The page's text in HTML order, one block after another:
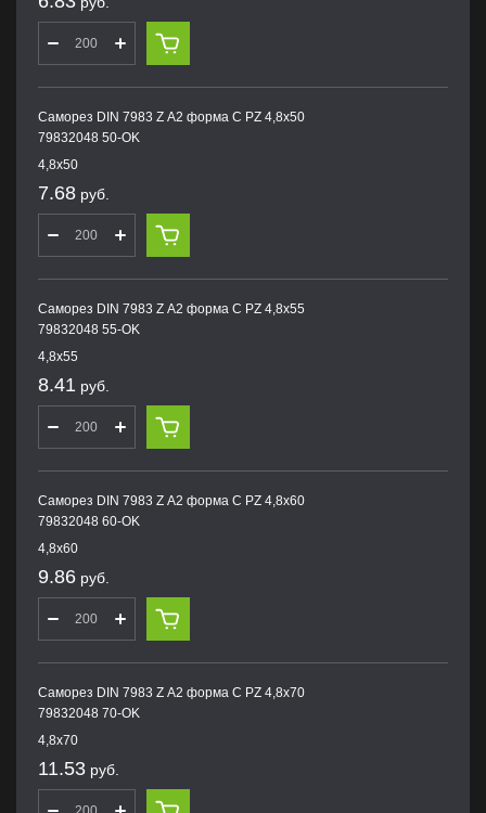
Саморез DIN 7983 Z А2 форма С PZ 4,8х50
79832048 50-OK
4,8х50
7.68 руб.
Саморез DIN 7983 Z А2 форма С PZ 4,8х55
79832048 55-OK
4,8х55
8.41 руб.
Саморез DIN 7983 Z А2 форма С PZ 4,8х60
79832048 60-OK
4,8х60
9.86 руб.
Саморез DIN 7983 Z А2 форма С PZ 4,8х70
79832048 70-OK
4,8х70
11.53 руб.